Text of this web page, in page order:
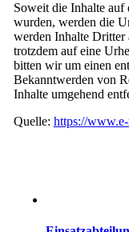
Soweit die Inhalte auf
wurden, werden die
werden Inhalte Dritter
trotzdem auf eine
bitten wir um einen
Bekanntwerden von
Inhalte umgehend
Quelle: https://